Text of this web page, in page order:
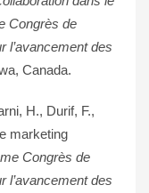
Congrès de
l’avancement des
Canada.
H., Durif, F.,
marketing
Congrès de
l’avancement des